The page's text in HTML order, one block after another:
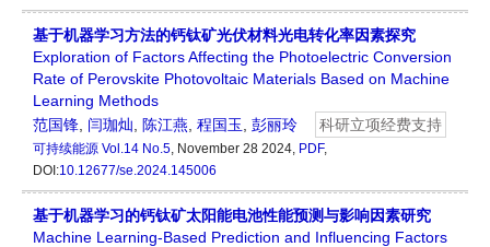
基于机器学习方法的钙钛矿光伏材料光电转化率因素探究
Exploration of Factors Affecting the Photoelectric Conversion
Rate of Perovskite Photovoltaic Materials Based on Machine
Learning Methods
范国锋 闫珈灿 陈江燕 程国玉 彭丽玲 科研立项经费支持
可持续能源 Vol.14 No.5, November 28 2024, PDF,
DOI:10.12677/se.2024.145006
基于机器学习的钙钛矿太阳能电池性能预测与影响因素研究
Machine Learning-Based Prediction and Influencing Factors